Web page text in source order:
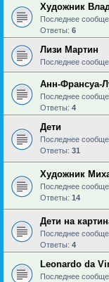
Художник
Последнее
Ответы: 6
Лизи Мартин
Последнее
Анн-Франсуа-
Последнее
Ответы: 4
Дети
Последнее
Ответы: 31
Художник
Последнее
Ответы: 14
Дети на
Последнее
Ответы: 4
Leonardo da
Последнее